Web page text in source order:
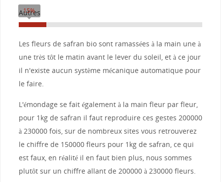
Autres
15%
Les fleurs de safran bio sont ramassées à la main une à
une très tôt le matin avant le lever du soleil, et à ce jour
il n'existe aucun système mécanique automatique pour
le faire.
L'émondage se fait également à la main fleur par fleur,
pour 1kg de safran il faut reproduire ces gestes 200000
à 230000 fois, sur de nombreux sites vous retrouverez
le chiffre de 150000 fleurs pour 1kg de safran, ce qui
est faux, en réalité il en faut bien plus, nous sommes
plutôt sur un chiffre allant de 200000 à 230000 fleurs.